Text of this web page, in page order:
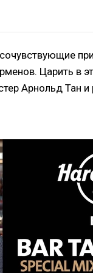
Царить в
Арнольд Тан